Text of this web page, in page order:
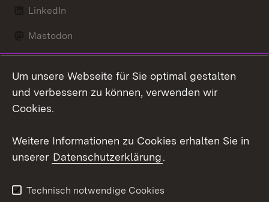
LinkedIn
Mastodon
X / Twitter
Youtube
Kontakt
Datenschutz
Barrierefreiheit
Um unsere Webseite für Sie optimal gestalten
und verbessern zu können, verwenden wir
Cookies.
Weitere Informationen zu Cookies erhalten Sie in
unserer Datenschutzerklärung.
Technisch notwendige Cookies